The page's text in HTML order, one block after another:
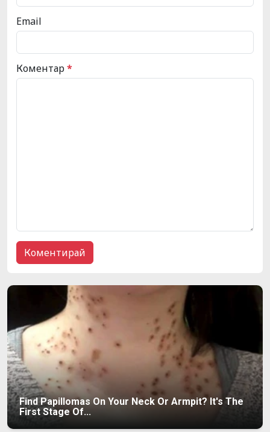
Email
Коментар*
Find Papillomas On Your Neck Or Armpit? It's The
First Stage Of...